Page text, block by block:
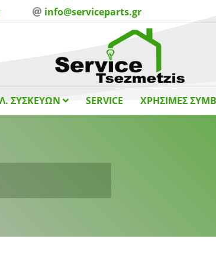
info@serviceparts.gr
ΣΥΣΚΕΥΩΝ SERVICE ΧΡΗΣΙΜΕΣ